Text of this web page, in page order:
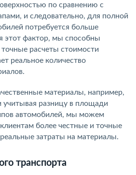
по сравнению с
и следовательно, для полной
потребуется больше
этот фактор, мы способны
расчеты стоимости
реальное количество
материалы, например,
учитывая разницу в площади
автомобилей, мы можем
более честные и точные
затраты на материалы.
транспорта